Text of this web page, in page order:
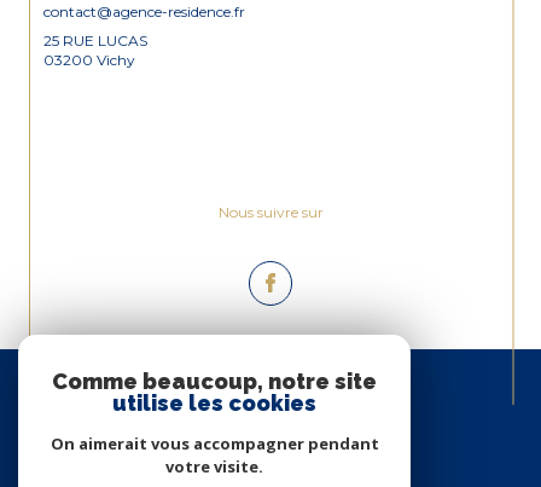
contact@agence-residence.fr
25 RUE LUCAS
03200 Vichy
Nous suivre sur
Espace
PROPRIÉTAIRE
Se connecter
Comme beaucoup, notre site
utilise les cookies
On aimerait vous accompagner pendant
votre visite.